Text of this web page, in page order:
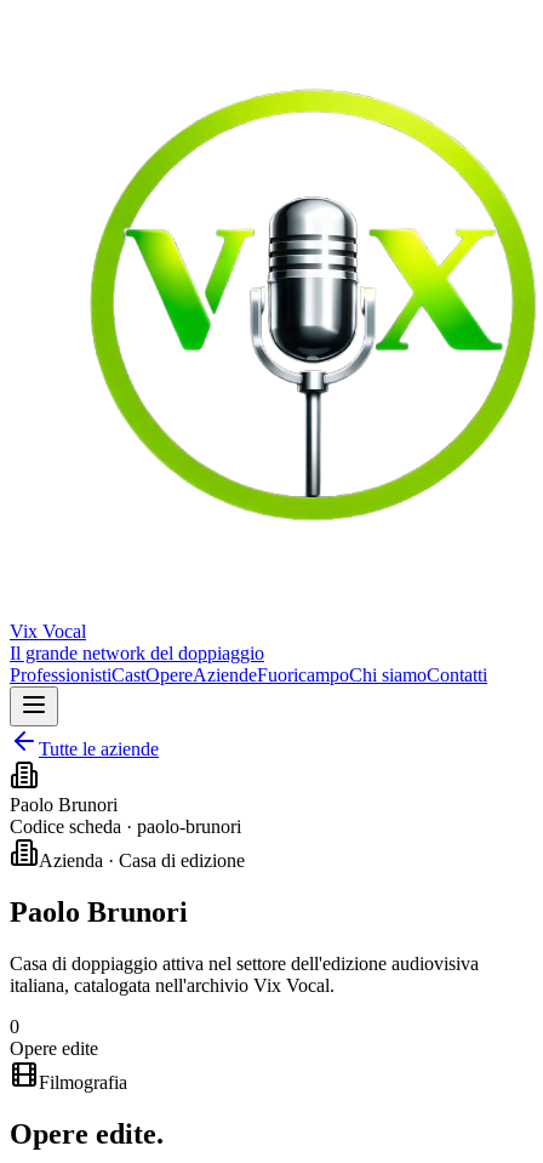
Vix Vocal
Il grande network del doppiaggio
ProfessionistiCastOpereAziendeFuoricampoChi siamoContatti
Tutte le aziende
Paolo Brunori
Codice scheda · paolo-brunori
Azienda · Casa di edizione
Paolo Brunori
Casa di doppiaggio attiva nel settore dell'edizione audiovisiva
italiana, catalogata nell'archivio Vix Vocal.
0
Opere edite
Filmografia
Opere edite.